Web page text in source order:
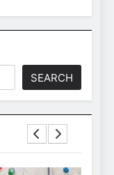
SEARCH